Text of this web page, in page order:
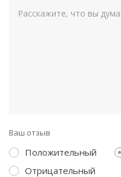
Ваш отзыв
Положительный
Отрицательный